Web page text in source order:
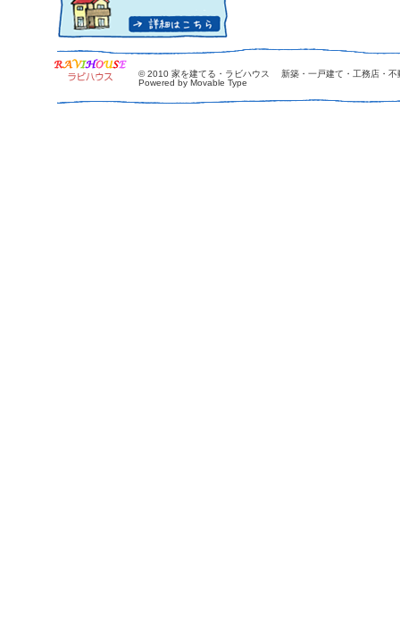
© 2010 家を建てる・ラビハウス 新築・一戸建て・工務店・不
Powered by Movable Type